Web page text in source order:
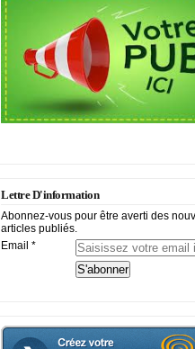
Lettre D'information
Abonnez-vous pour être averti des
articles publiés.
Email